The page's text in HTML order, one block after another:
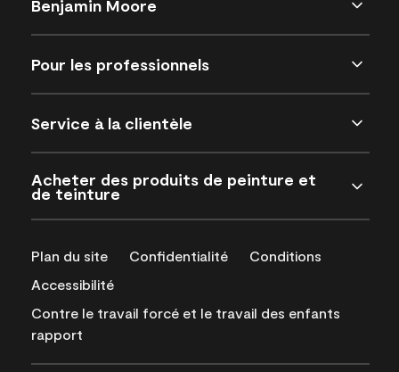
Benjamin Moore
Pour les professionnels
Service à la clientèle
Acheter des produits de peinture et
de teinture
Plan du site Confidentialité
Conditions
Accessibilité
Contre le travail forcé et le travail des enfants
rapport